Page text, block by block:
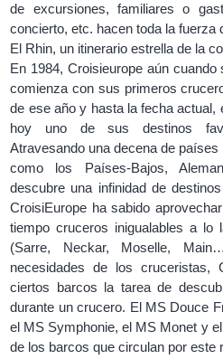
de excursiones, familiares o
concierto, etc. hacen toda la fuerza
El Rhin, un itinerario estrella de la
En 1984, Croisieurope aún
comienza con sus primeros
de ese año y hasta la fecha
hoy uno de sus destinos
Atravesando una decena de
como los Países-Bajos,
descubre una infinidad de
CroisiEurope ha sabido
tiempo cruceros inigualables a
(Sarre, Neckar, Moselle,
necesidades de los cruceristas,
ciertos barcos la tarea de
durante un crucero. El MS Douce
el MS Symphonie, el MS Monet y
de los barcos que circulan por este